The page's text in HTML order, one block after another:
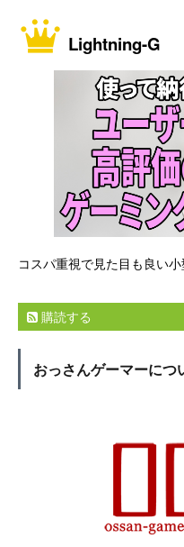
Lightning-G
コスパ重視で見た目も良い小
購読する
おっさんゲーマーにつ